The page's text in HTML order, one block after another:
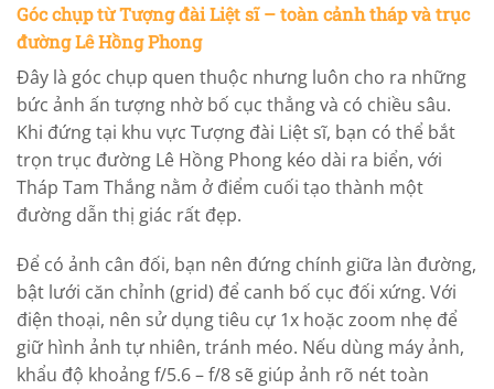
Góc chụp từ Tượng đài Liệt sĩ – toàn cảnh tháp và trục
đường Lê Hồng Phong
Đây là góc chụp quen thuộc nhưng luôn cho ra những
bức ảnh ấn tượng nhờ bố cục thẳng và có chiều sâu.
Khi đứng tại khu vực Tượng đài Liệt sĩ, bạn có thể bắt
trọn trục đường Lê Hồng Phong kéo dài ra biển, với
Tháp Tam Thắng nằm ở điểm cuối tạo thành một
đường dẫn thị giác rất đẹp.
Để có ảnh cân đối, bạn nên đứng chính giữa làn đường,
bật lưới căn chỉnh (grid) để canh bố cục đối xứng. Với
điện thoại, nên sử dụng tiêu cự 1x hoặc zoom nhẹ để
giữ hình ảnh tự nhiên, tránh méo. Nếu dùng máy ảnh,
khẩu độ khoảng f/5.6 – f/8 sẽ giúp ảnh rõ nét toàn